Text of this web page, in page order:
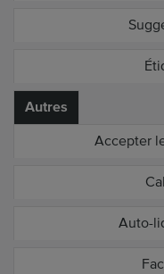
Autres
Accepter
Auto-